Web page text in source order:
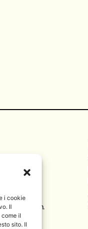
i cookie
Il
il
sito. Il
di Roma n.